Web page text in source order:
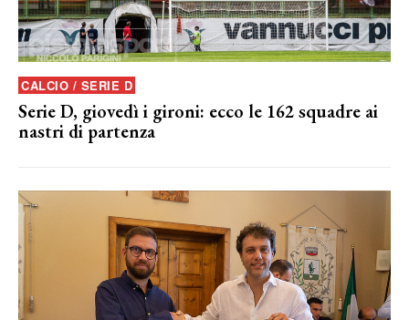
CALCIO / SERIE D
Serie D, giovedì i gironi: ecco le 162 squadre ai
nastri di partenza